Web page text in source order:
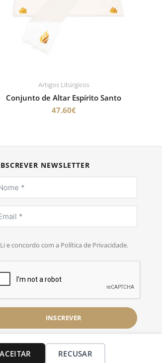
ACEITAR RECUSAR
Artigos Litúrgicos
Conjunto de Altar Espírito Santo
47.60€
NEWSLETTER
Li e concordo com a Política de Privacidade.
INSCREVER